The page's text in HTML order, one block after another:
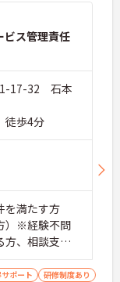
ス管理責任
1-17-32 石本
徒歩4分
を満たす方
）※経験不問
方、相談支
歓迎
ポート
研修制度あり